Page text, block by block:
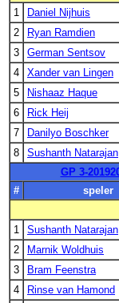
1
Daniel Nijhuis
2
Ryan Ramdien
3
German Sentsov
4
Xander van Lingen
5
Nishaaz Haque
6
Rick Heij
7
Danilyo Boschker
8
Sushanth Natarajan
GP 3-
#
speler
1
Sushanth Natarajan
2
Marnik Woldhuis
3
Bram Feenstra
4
Rinse van Hamond